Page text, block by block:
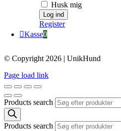
Husk mig
Register
Kasse0
© Copyright 2026 | UnikHund
Page load link
Products search
Products search